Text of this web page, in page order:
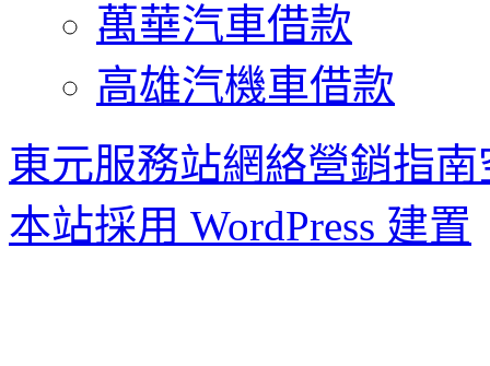
萬華汽車借款
高雄汽機車借款
東元服務站網絡營銷指南
本站採用 WordPress 建置